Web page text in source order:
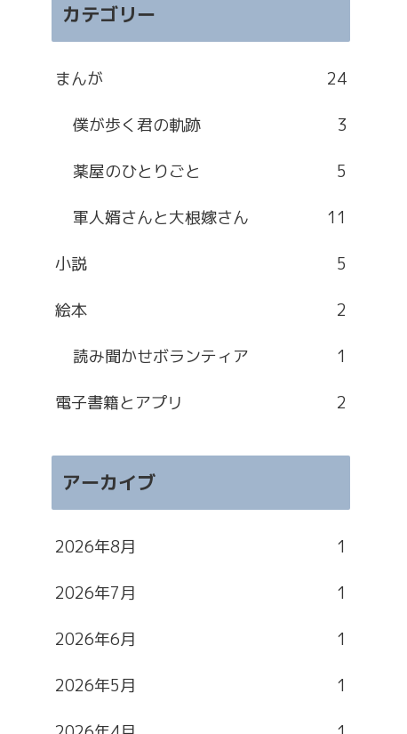
カテゴリー
まんが 24
僕が歩く君の軌跡 3
薬屋のひとりごと 5
軍人婿さんと大根嫁さん 11
小説 5
絵本 2
読み聞かせボランティア 1
電子書籍とアプリ 2
アーカイブ
2026年8月 1
2026年7月 1
2026年6月 1
2026年5月 1